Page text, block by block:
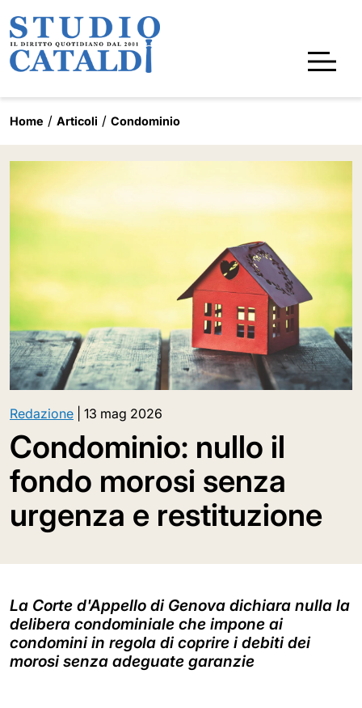
Home Articoli Condominio
Redazione 13 mag 2026
Condominio: nullo il
fondo morosi senza
urgenza e restituzione
La Corte d'Appello di Genova dichiara nulla la
delibera condominiale che impone ai
condomini in regola di coprire i debiti dei
morosi senza adeguate garanzie